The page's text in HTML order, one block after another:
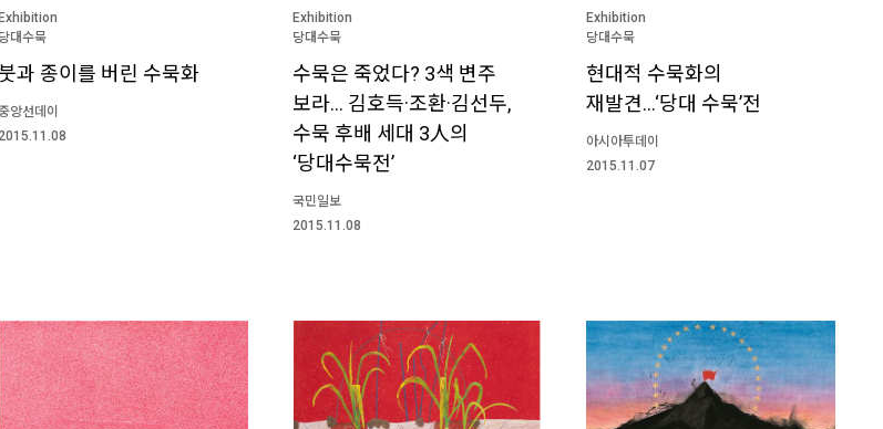
Exhibition
당대수묵
붓과 종이를 버린 수묵화
앙선데이
2015.11.08
Exhibition
당대수묵
수묵은 죽었다? 3색 변주
보라… 김호득·조환·김선두,
수묵 후배 세대 3人의
‘당대수묵전’
국민일보
2015.11.08
Exhibition
당대수묵
현대적 수묵화의
재발견...‘당대 수묵’전
아시아투데이
2015.11.07